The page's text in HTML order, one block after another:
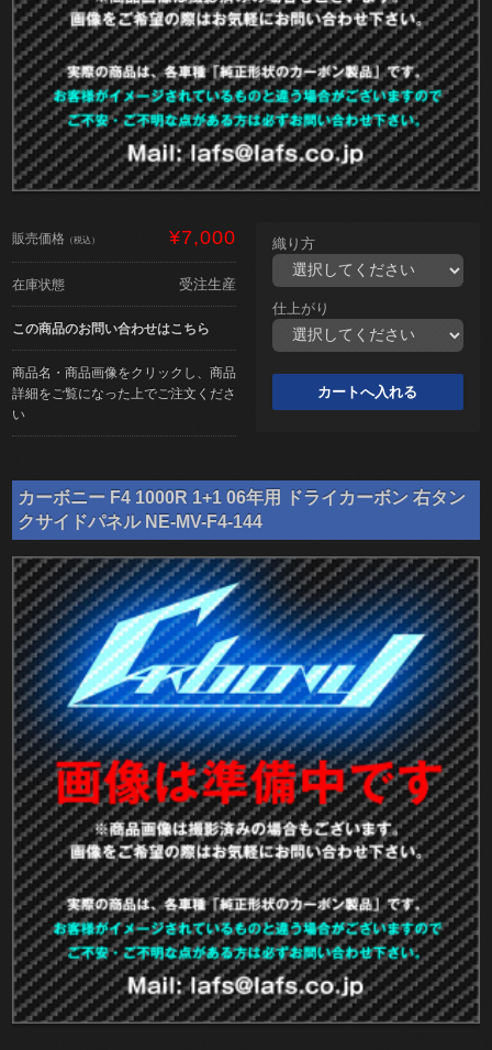
販売価格 （税込） ¥7,000
在庫状態 受注生産
この商品のお問い合わせはこちら
商品名・商品画像をクリックし、商品
詳細をご覧になった上でご注文くださ
い
織り方
仕上がり
カーボニー F4 1000R 1+1 06年用 ドライカーボン 右タン
クサイドパネル NE-MV-F4-144